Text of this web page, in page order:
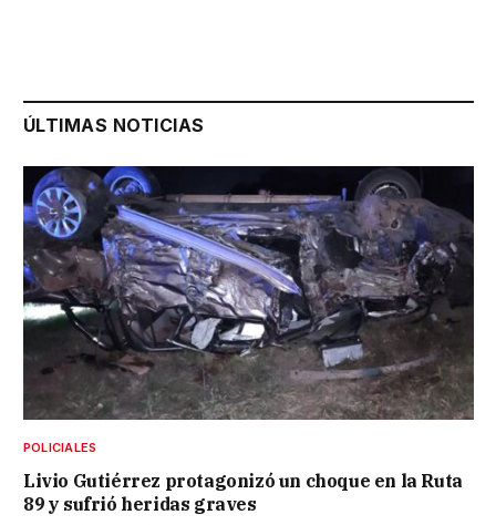
ÚLTIMAS NOTICIAS
POLICIALES
Livio Gutiérrez protagonizó un choque en la Ruta
89 y sufrió heridas graves